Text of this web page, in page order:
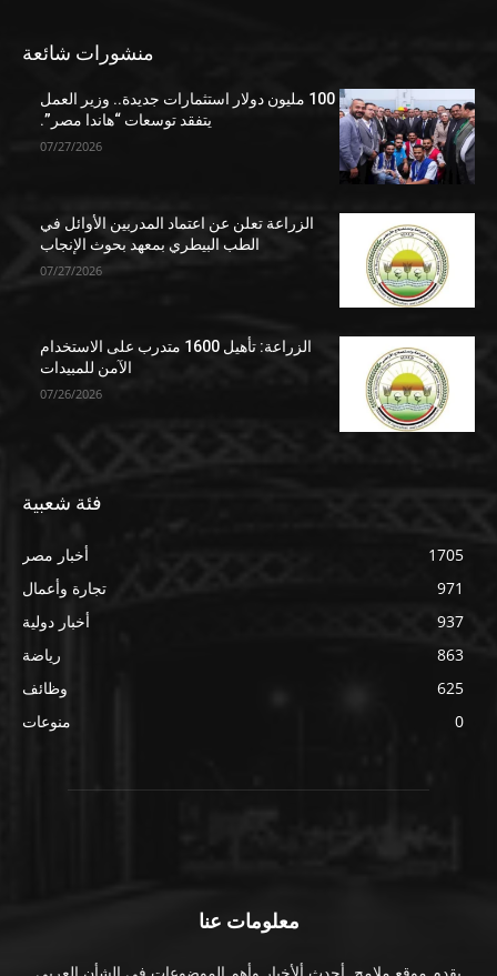
منشورات شائعة
100 مليون دولار استثمارات جديدة.. وزير العمل
يتفقد توسعات “هاندا مصر”.
07/27/2026
الزراعة تعلن عن اعتماد المدربين الأوائل في
الطب البيطري بمعهد بحوث الإنجاب
07/27/2026
الزراعة: تأهيل 1600 متدرب على الاستخدام
الآمن للمبيدات
07/26/2026
فئة شعبية
أخبار مصر
1705
تجارة وأعمال
971
أخبار دولية
937
رياضة
863
وظائف
625
منوعات
0
معلومات عنا